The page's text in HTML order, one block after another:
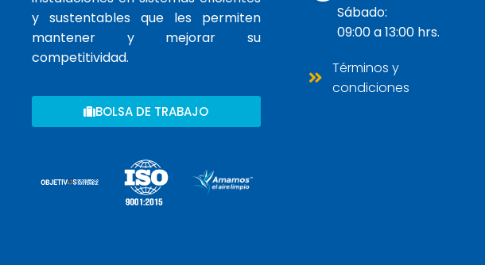
y sustentables que les permiten
mantener y mejorar su
competitividad.
BOLSA DE TRABAJO
Sábado:
09:00 a 13:00 hrs.
Términos y
condiciones